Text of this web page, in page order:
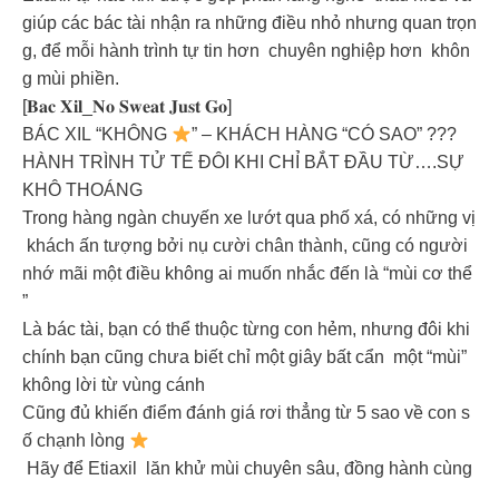
giúp các bác tài nhận ra những điều nhỏ nhưng quan trọn
g, để mỗi hành trình tự tin hơn chuyên nghiệp hơn khôn
g mùi phiền.
[𝐁𝐚𝐜 𝐗𝐢𝐥_𝐍𝐨 𝐒𝐰𝐞𝐚𝐭 𝐉𝐮𝐬𝐭 𝐆𝐨]
BÁC XIL “KHÔNG
” – KHÁCH HÀNG “CÓ SAO” ???
HÀNH TRÌNH TỬ TẾ ĐÔI KHI CHỈ BẮT ĐẦU TỪ….SỰ
KHÔ THOÁNG
Trong hàng ngàn chuyến xe lướt qua phố xá, có những vị
khách ấn tượng bởi nụ cười chân thành, cũng có người
nhớ mãi một điều không ai muốn nhắc đến là “mùi cơ thể
”
Là bác tài, bạn có thể thuộc từng con hẻm, nhưng đôi khi
chính bạn cũng chưa biết chỉ một giây bất cẩn một “mùi”
không lời từ vùng cánh
Cũng đủ khiến điểm đánh giá rơi thẳng từ 5 sao về con s
ố chạnh lòng
Hãy để Etiaxil lăn khử mùi chuyên sâu, đồng hành cùng